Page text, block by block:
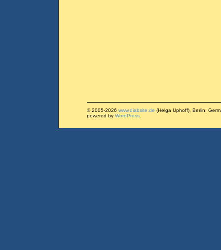
© 2005-2026 www.diabsite.de (Helga Uphoff), Berlin,
powered by WordPress.